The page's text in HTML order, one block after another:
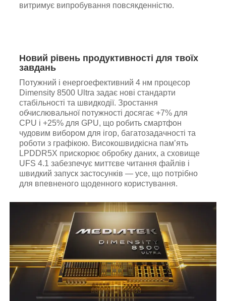
витримує випробування повсякденністю.
Новий рівень продуктивності для твоїх
завдань
Потужний і енергоефективний 4 нм процесор
Dimensity 8500 Ultra задає нові стандарти
стабільності та швидкодії. Зростання
обчислювальної потужності досягає +7% для
CPU і +25% для GPU, що робить смартфон
чудовим вибором для ігор, багатозадачності та
роботи з графікою. Високошвидкісна пам’ять
LPDDR5X прискорює обробку даних, а сховище
UFS 4.1 забезпечує миттєве читання файлів і
швидкий запуск застосунків — усе, що потрібно
для впевненого щоденного користування.